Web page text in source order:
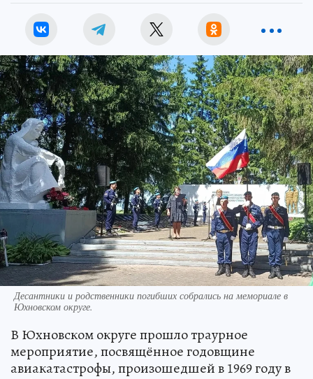
Десантники и родственники погибших собрались на мемориале в
Юхновском округе.
В Юхновском округе прошло траурное
мероприятие, посвящённое годовщине
авиакатастрофы, произошедшей в 1969 году в